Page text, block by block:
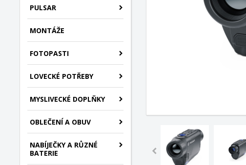
PULSAR
MONTÁŽE
FOTOPASTI
LOVECKÉ POTŘEBY
MYSLIVECKÉ DOPLŇKY
OBLEČENÍ A OBUV
NABÍJEČKY A RŮZNÉ
BATERIE